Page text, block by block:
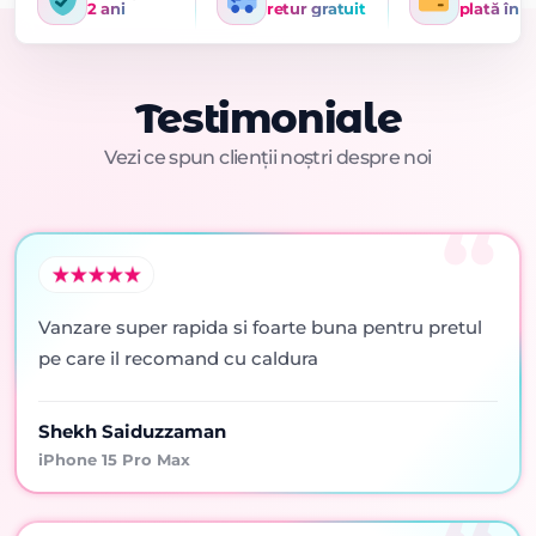
2 ani retur gratuit plată în
Testimoniale
Vezi ce spun clienții noștri despre noi
Vanzare super rapida si foarte buna pentru pretul
pe care il recomand cu caldura
Shekh Saiduzzaman
iPhone 15 Pro Max